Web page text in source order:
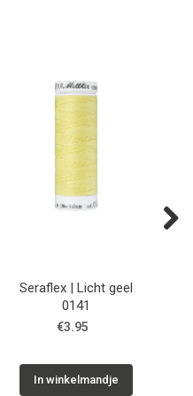
Seraflex | Licht geel
0141
€3.95
In winkelmandje